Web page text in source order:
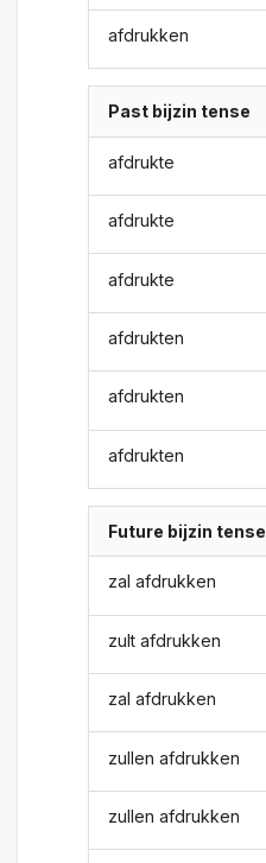
afdrukken
Past bijzin tense
afdrukte
afdrukte
afdrukte
afdrukten
afdrukten
afdrukten
Future bijzin tense
zal afdrukken
zult afdrukken
zal afdrukken
zullen afdrukken
zullen afdrukken